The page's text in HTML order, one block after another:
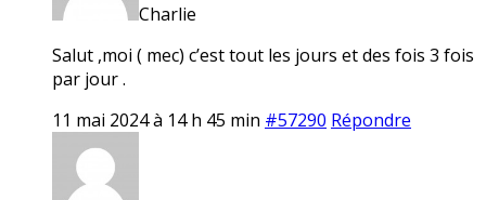
Charlie
Salut ,moi ( mec) c’est tout les jours et des fois 3 fois
par jour .
11 mai 2024 à 14 h 45 min #57290 Répondre